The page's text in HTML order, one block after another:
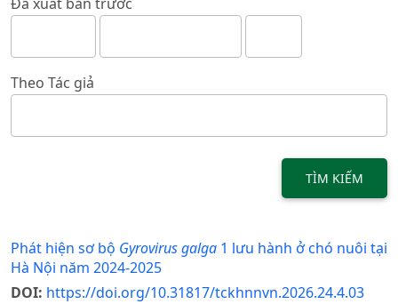
Theo Tác giả
TÌM KIẾM
Phát hiện sơ bộ Gyrovirus galga 1 lưu hành ở chó nuôi tại
Hà Nội năm 2024-2025
DOI: https://doi.org/10.31817/tckhnnvn.2026.24.4.03